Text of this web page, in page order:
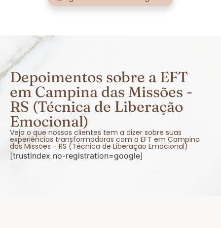
Depoimentos sobre a EFT
em Campina das Missões -
RS (Técnica de Liberação
Emocional)
Veja o que nossos clientes tem a dizer sobre suas
experiências transformadoras com a EFT em Campina
das Missões - RS (Técnica de Liberação Emocional)
[trustindex no-registration=google]